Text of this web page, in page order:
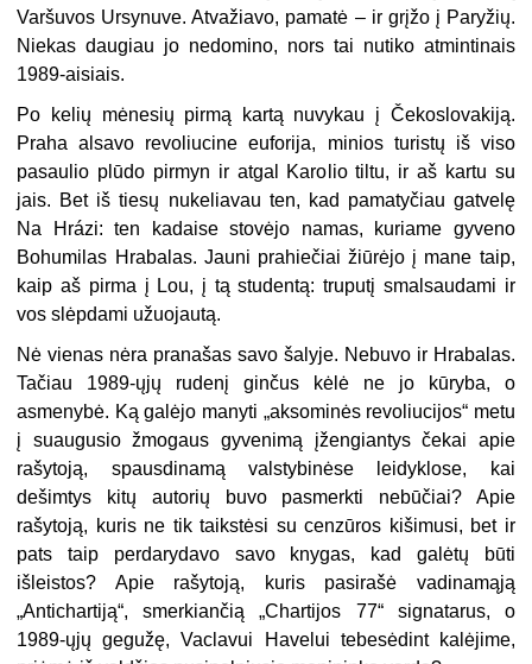
Varšuvos Ursynuve. Atvažiavo, pamatė – ir grįžo į Paryžių.
Niekas daugiau jo nedomino, nors tai nutiko atmintinais
1989-aisiais.
Po kelių mėnesių pirmą kartą nuvykau į Čekoslovakiją.
Praha alsavo revoliucine euforija, minios turistų iš viso
pasaulio plūdo pirmyn ir atgal Karolio tiltu, ir aš kartu su
jais. Bet iš tiesų nukeliavau ten, kad pamatyčiau gatvelę
Na Hrázi: ten kadaise stovėjo namas, kuriame gyveno
Bohumilas Hrabalas. Jauni prahiečiai žiūrėjo į mane taip,
kaip aš pirma į Lou, į tą studentą: truputį smalsaudami ir
vos slėpdami užuojautą.
Nė vienas nėra pranašas savo šalyje. Nebuvo ir Hrabalas.
Tačiau 1989-ųjų rudenį ginčus kėlė ne jo kūryba, o
asmenybė. Ką galėjo manyti „aksominės revoliucijos“ metu
į suaugusio žmogaus gyvenimą įžengiantys čekai apie
rašytoją, spausdinamą valstybinėse leidyklose, kai
dešimtys kitų autorių buvo pasmerkti nebūčiai? Apie
rašytoją, kuris ne tik taikstėsi su cenzūros kišimusi, bet ir
pats taip perdarydavo savo knygas, kad galėtų būti
išleistos? Apie rašytoją, kuris pasirašė vadinamąją
„Antichartiją“, smerkiančią „Chartijos 77“ signatarus, o
1989-ųjų gegužę, Vaclavui Havelui tebesėdint kalėjime,